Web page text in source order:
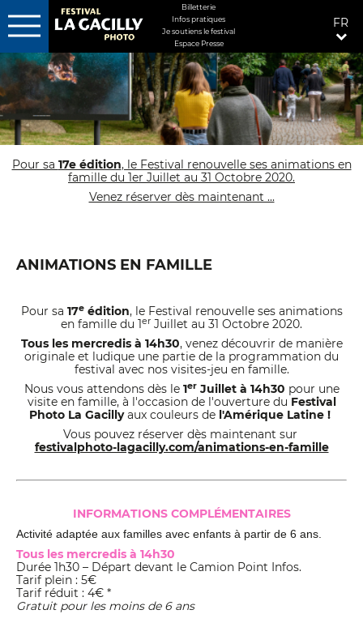
Aller
au
contenu
principal
MENU
FIXÉ
DROITE
Billetterie
Infos pratiques
Je soutiens le festival
Espace Presse
FR
Pour sa 17e édition, le Festival renouvelle ses animations en
famille du 1er Juillet au 31 Octobre 2020.
Venez réserver dès maintenant ...
ANIMATIONS EN FAMILLE
Pour sa 17eédition, le Festival renouvelle ses animations
en famille du 1er Juillet au 31 Octobre 2020.
Tous les mercredis à 14h30, venez découvrir de manière
originale et ludique une partie de la programmation du
festival avec nos visites-jeu en famille.
Nous vous attendons dès le 1erJuillet à 14h30 pour une
visite en famille, à l'occasion de l'ouverture du Festival
Photo La Gacillyaux couleurs de l'Amérique Latine !
Vous pouvez réserver dès maintenant sur
festivalphoto-lagacilly.com/animations-en-famille
INFORMATIONS COMPLÉMENTAIRES
Activité adaptée aux familles avec enfants à partir de 6 ans.
Tous les mercredis à 14h30
Durée 1h30 – Départ devant le Camion Point Infos.
Tarif plein : 5€
Tarif réduit : 4€ *
Gratuit pour les moins de 6 ans